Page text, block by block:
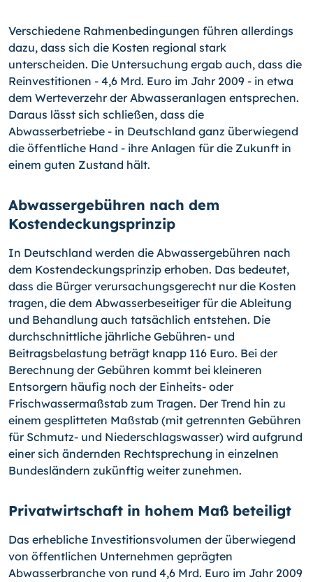
Verschiedene Rahmenbedingungen führen allerdings
dazu, dass sich die Kosten regional stark
unterscheiden. Die Untersuchung ergab auch, dass die
Reinvestitionen - 4,6 Mrd. Euro im Jahr 2009 - in etwa
dem Werteverzehr der Abwasseranlagen entsprechen.
Daraus lässt sich schließen, dass die
Abwasserbetriebe - in Deutschland ganz überwiegend
die öffentliche Hand - ihre Anlagen für die Zukunft in
einem guten Zustand hält.
Abwassergebühren nach dem
Kostendeckungsprinzip
In Deutschland werden die Abwassergebühren nach
dem Kostendeckungsprinzip erhoben. Das bedeutet,
dass die Bürger verursachungsgerecht nur die Kosten
tragen, die dem Abwasserbeseitiger für die Ableitung
und Behandlung auch tatsächlich entstehen. Die
durchschnittliche jährliche Gebühren- und
Beitragsbelastung beträgt knapp 116 Euro. Bei der
Berechnung der Gebühren kommt bei kleineren
Entsorgern häufig noch der Einheits- oder
Frischwassermaßstab zum Tragen. Der Trend hin zu
einem gesplitteten Maßstab (mit getrennten Gebühren
für Schmutz- und Niederschlagswasser) wird aufgrund
einer sich ändernden Rechtsprechung in einzelnen
Bundesländern zukünftig weiter zunehmen.
Privatwirtschaft in hohem Maß beteiligt
Das erhebliche Investitionsvolumen der überwiegend
von öffentlichen Unternehmen geprägten
Abwasserbranche von rund 4,6 Mrd. Euro im Jahr 2009